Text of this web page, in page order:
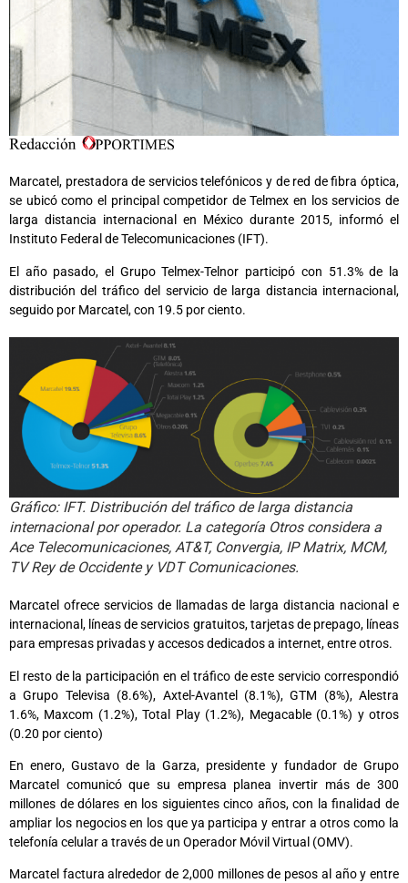
Marcatel, prestadora de servicios telefónicos y de red de fibra óptica,
se ubicó como el principal competidor de Telmex en los servicios de
larga distancia internacional en México durante 2015, informó el
Instituto Federal de Telecomunicaciones (IFT).
El año pasado, el Grupo Telmex-Telnor participó con 51.3% de la
distribución del tráfico del servicio de larga distancia internacional,
seguido por Marcatel, con 19.5 por ciento.
Gráfico: IFT. Distribución del tráfico de larga distancia
internacional por operador. La categoría Otros considera a
Ace Telecomunicaciones, AT&T, Convergia, IP Matrix, MCM,
TV Rey de Occidente y VDT Comunicaciones.
Marcatel ofrece servicios de llamadas de larga distancia nacional e
internacional, líneas de servicios gratuitos, tarjetas de prepago, líneas
para empresas privadas y accesos dedicados a internet, entre otros.
El resto de la participación en el tráfico de este servicio correspondió
a Grupo Televisa (8.6%), Axtel-Avantel (8.1%), GTM (8%), Alestra
1.6%, Maxcom (1.2%), Total Play (1.2%), Megacable (0.1%) y otros
(0.20 por ciento)
En enero, Gustavo de la Garza, presidente y fundador de Grupo
Marcatel comunicó que su empresa planea invertir más de 300
millones de dólares en los siguientes cinco años, con la finalidad de
ampliar los negocios en los que ya participa y entrar a otros como la
telefonía celular a través de un Operador Móvil Virtual (OMV).
Marcatel factura alrededor de 2,000 millones de pesos al año y entre